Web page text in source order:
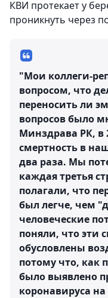
КВИ протекает у
проникнуть через
"Мои коллеги-
вопросом, что
переносить ли
вопросов было
Минздрава РК, в
смертность в
два раза. Мы
каждая третья
полагали, что
был легче, чем
человеческие
поняли, что эти
обусловлены
потому что, как
было выявлено
коронавируса